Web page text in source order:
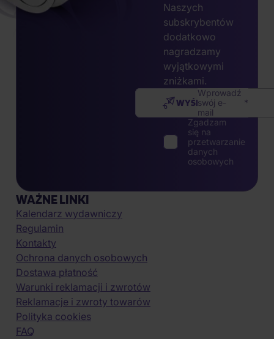
Naszych
subskrybentów
dodatkowo
nagradzamy
wyjątkowymi
zniżkami.
Wprowadź
swój e-
mail
WYŚLIJ
Zgadzam
się na
przetwarzanie
danych
osobowych
WAŻNE LINKI
Kalendarz wydawniczy
Regulamin
Kontakty
Ochrona danych osobowych
Dostawa płatność
Warunki reklamacji i zwrotów
Reklamacje i zwroty towarów
Polityka cookies
FAQ